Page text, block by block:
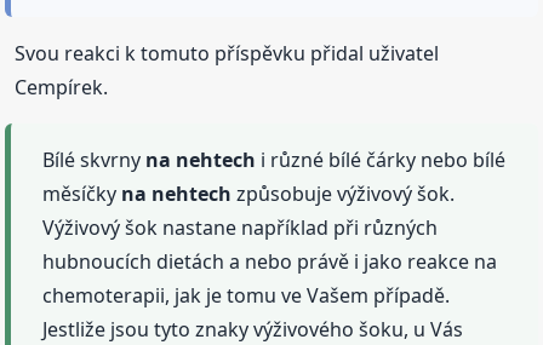
Svou reakci k tomuto příspěvku přidal uživatel
Cempírek.
Bílé skvrny na nehtech i různé bílé čárky nebo bílé
měsíčky na nehtech způsobuje výživový šok.
Výživový šok nastane například při různých
hubnoucích dietách a nebo právě i jako reakce na
chemoterapii, jak je tomu ve Vašem případě.
Jestliže jsou tyto znaky výživového šoku, u Vás